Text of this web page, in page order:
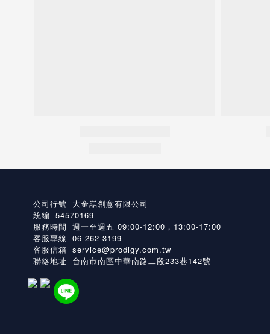
│公司行號│大金嵓創意有限公司
│統編│54570169
│服務時間│週一至週五 09:00-12:00，13:00-17:00
│客服專線│06-262-3199
│客服信箱│service@prodigy.com.tw
│聯絡地址│台南市南區中華南路二段233巷142號